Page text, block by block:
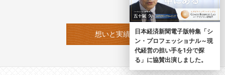
想いと実績
日本経済新聞電子版特集「シ
ン・プロフェッショナル～現
代経営の担い手を1分で探
る」に協賛出演しました。